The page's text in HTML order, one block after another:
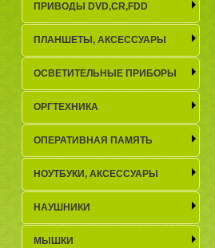
ПРИВОДЫ DVD,CR,FDD
ПЛАНШЕТЫ, АКСЕСCУАРЫ
ОСВЕТИТЕЛЬНЫЕ ПРИБОРЫ
ОРГТЕХНИКА
ОПЕРАТИВНАЯ ПАМЯТЬ
НОУТБУКИ, АКСЕСCУАРЫ
НАУШНИКИ
МЫШКИ